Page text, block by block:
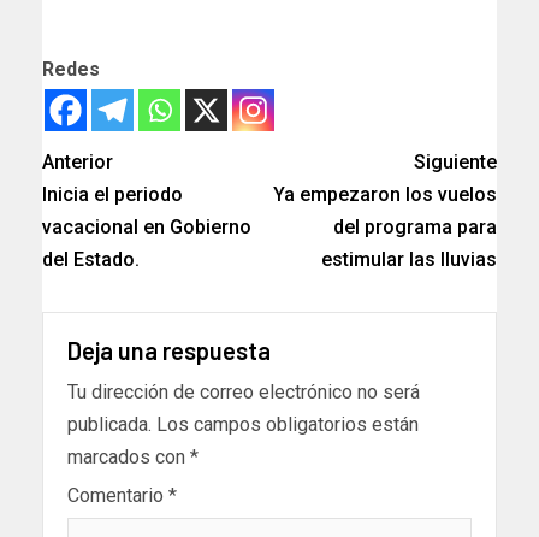
Redes
Anterior
Inicia el periodo
vacacional en Gobierno
del Estado.
Siguiente
Ya empezaron los vuelos
del programa para
estimular las lluvias
Deja una respuesta
Tu dirección de correo electrónico no será
publicada. Los campos obligatorios están
marcados con *
Comentario *